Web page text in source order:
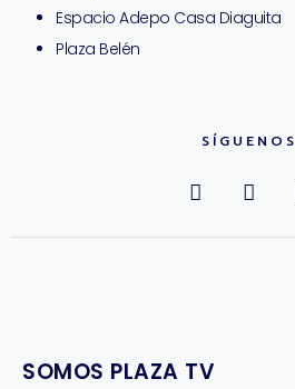
Espacio Adepo Casa Diaguita
Plaza Belén
SÍGUENOS
SOMOS PLAZA TV